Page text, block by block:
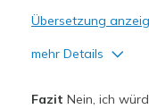
Übersetzung
mehr Details
Fazit Nein, ich